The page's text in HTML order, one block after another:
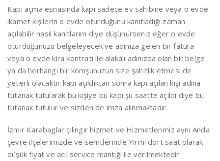
Kapı açma esnasında kapı sadece ev sahibine veya o evde
ikamet kişilerin o evde oturduğunu kanıtladığı zaman
açılabilir nasıl kanıtlarım diye düşünürseniz eğer o evde
oturduğunuzu belgeleyecek ve adınıza gelen bir fatura
veya o evde kira kontratı ile alakalı adınızda olan bir belge
ya da herhangi bir komşunuzun size şahitlik etmesi de
yeterli olacaktır kapı açıldıktan sonra kapı açılan kişi adına
tutanak tutularak bu kişiye bu kapı şu saatte açıldı diye bu
tutanak tutulur ve sizden de imza alınmaktadır.
İzmir Karabaglar çilingir hizmet ve Hizmetlerimiz aynı Anda
çevre ilçelerimizde ve semtlerinde Yirmi dört saat olarak
düşük fiyat ve acil service mantığı ile verilmektedir